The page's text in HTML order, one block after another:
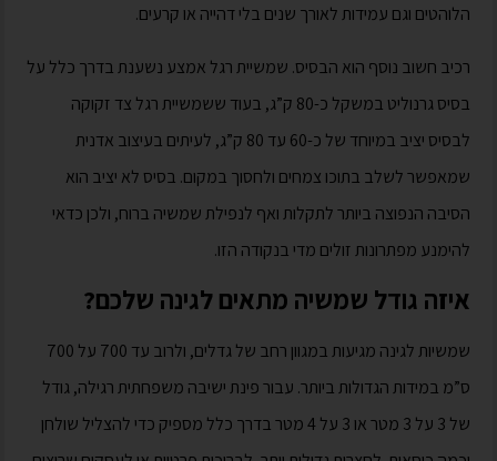
הלוהטים וגם עמידות לאורך שנים בלי דהייה או קרעים.
רכיב חשוב נוסף הוא הבסיס. שמשיית רגל אמצע נשענת בדרך כלל על
בסיס גרנוליט במשקל כ-80 ק”ג, בעוד ששמשיית רגל צד זקוקה
לבסיס יציב במיוחד של כ-60 עד 80 ק”ג, לעיתים בעיצוב אדנית
שמאפשר לשלב בתוכו צמחים ולחסוך במקום. בסיס לא יציב הוא
הסיבה הנפוצה ביותר לתקלות ואף לנפילת שמשיה ברוח, ולכן כדאי
להימנע מפתרונות זולים מדי בנקודה הזו.
איזה גודל שמשיה מתאים לגינה שלכם?
שמשיות לגינה מגיעות במגוון רחב של גדלים, ולרוב עד 700 על 700
ס”מ במידות הגדולות ביותר. עבור פינת ישיבה משפחתית רגילה, גודל
של 3 על 3 מטר או 3 על 4 מטר בדרך כלל מספיק כדי להצליל שולחן